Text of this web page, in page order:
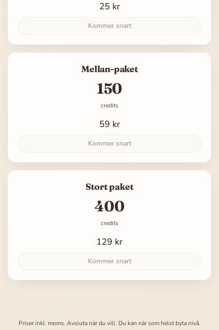
25 kr
Kommer snart
Mellan-paket
150
credits
59 kr
Kommer snart
Stort paket
400
credits
129 kr
Kommer snart
Priser inkl. moms. Avsluta när du vill. Du kan när som helst byta nivå.